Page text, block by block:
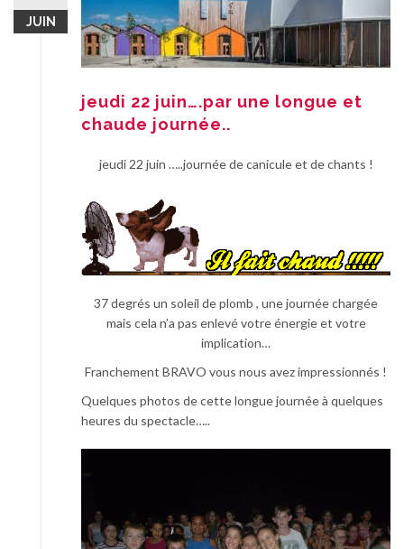
JUIN
jeudi 22 juin….par une longue et
chaude journée..
jeudi 22 juin …..journée de canicule et de chants !
37 degrés un soleil de plomb , une journée chargée
mais cela n’a pas enlevé votre énergie et votre
implication…
Franchement BRAVO vous nous avez impressionnés !
Quelques photos de cette longue journée à quelques
heures du spectacle…..